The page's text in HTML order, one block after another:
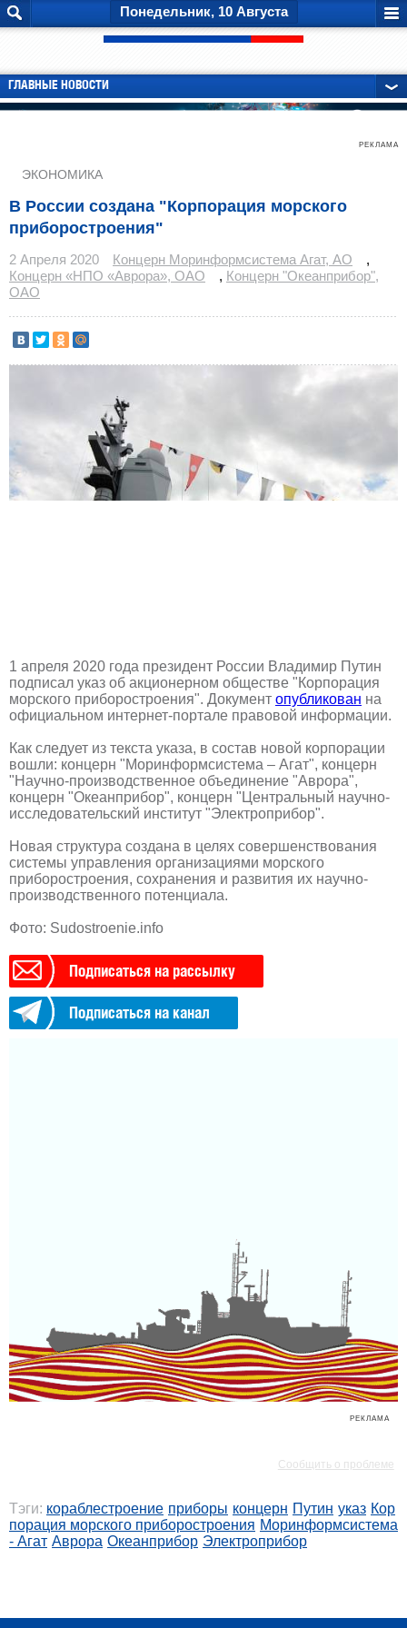
Понедельник, 10 Августа
ГЛАВНЫЕ НОВОСТИ
РЕКЛАМА
ЭКОНОМИКА
В России создана "Корпорация морского
приборостроения"
2 Апреля 2020 Концерн Моринформсистема Агат, АО
,
Концерн «НПО «Аврора», ОАО
, Концерн "Океанприбор",
ОАО
1 апреля 2020 года президент России Владимир Путин
подписал указ об акционерном обществе "Корпорация
морского приборостроения". Документ опубликован на
официальном интернет-портале правовой информации.
Как следует из текста указа, в состав новой корпорации
вошли: концерн "Моринформсистема – Агат", концерн
"Научно-производственное объединение "Аврора",
концерн "Океанприбор", концерн "Центральный научно-
исследовательский институт "Электроприбор".
Новая структура создана в целях совершенствования
системы управления организациями морского
приборостроения, сохранения и развития их научно-
производственного потенциала.
Фото: Sudostroenie.info
Подписаться на рассылку
Подписаться на канал
РЕКЛАМА
Сообщить о проблеме
Тэги: кораблестроение приборы концерн Путин указ Кор
порация морского приборостроения Моринформсистема
- Агат Аврора Океанприбор Электроприбор